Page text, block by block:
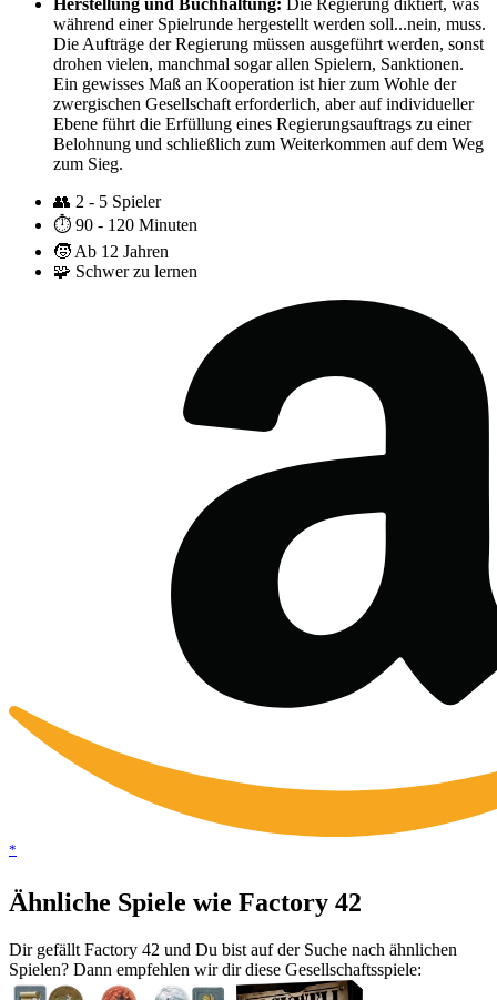
Herstellung und Buchhaltung: Die Regierung diktiert, was
während einer Spielrunde hergestellt werden soll...nein, muss.
Die Aufträge der Regierung müssen ausgeführt werden, sonst
drohen vielen, manchmal sogar allen Spielern, Sanktionen.
Ein gewisses Maß an Kooperation ist hier zum Wohle der
zwergischen Gesellschaft erforderlich, aber auf individueller
Ebene führt die Erfüllung eines Regierungsauftrags zu einer
Belohnung und schließlich zum Weiterkommen auf dem Weg
zum Sieg.
👥 2 - 5 Spieler
⏱️ 90 - 120 Minuten
🧒 Ab 12 Jahren
🧩 Schwer zu lernen
*
Ähnliche Spiele wie Factory 42
Dir gefällt Factory 42 und Du bist auf der Suche nach ähnlichen
Spielen? Dann empfehlen wir dir diese Gesellschaftsspiele: